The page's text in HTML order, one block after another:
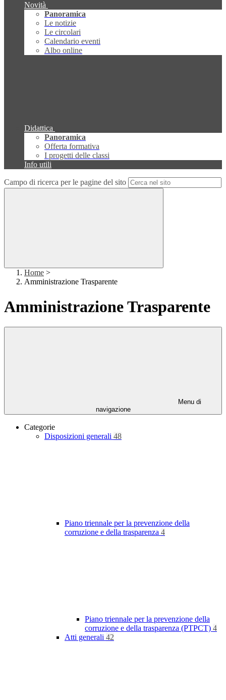
Novità
Panoramica
Le notizie
Le circolari
Calendario eventi
Albo online
Didattica
Panoramica
Offerta formativa
I progetti delle classi
Info utili
Campo di ricerca per le pagine del sito
Home >
Amministrazione Trasparente
Amministrazione Trasparente
Menu di
navigazione
Categorie
Disposizioni generali 48
Piano triennale per la prevenzione della
corruzione e della trasparenza 4
Piano triennale per la prevenzione della
corruzione e della trasparenza (PTPCT) 4
Atti generali 42